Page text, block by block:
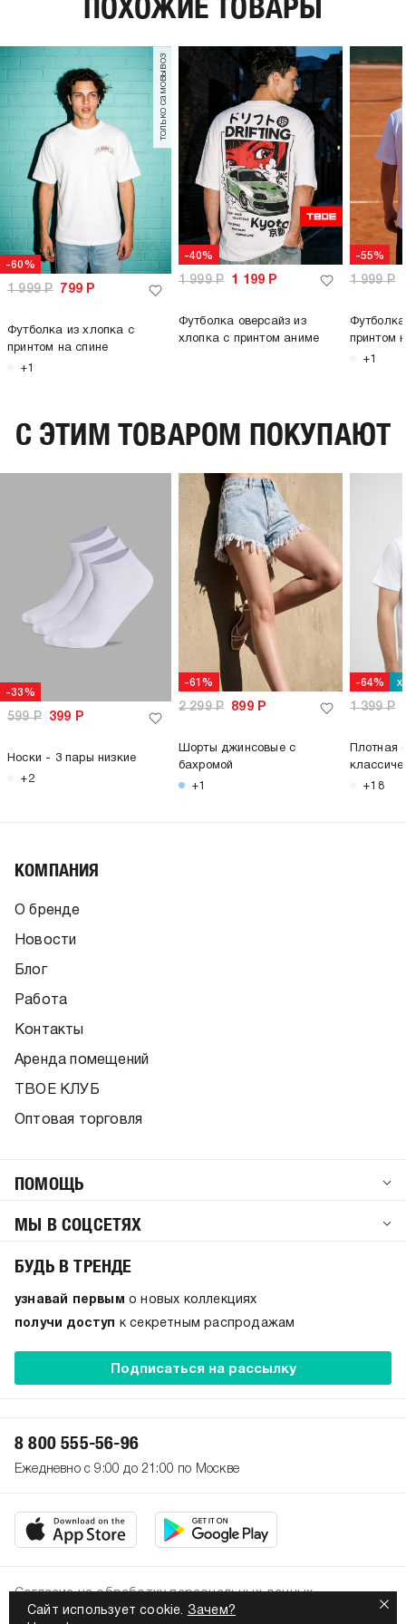
-60%
только самовывоз
1 999Р 799 Р
Футболка из хлопка с
принтом на спине
+1
-40%
1 999Р 1 199 Р
Футболка оверсайз из
хлопка с принтом аниме
-55%
1 999Р
принтом
+1
C ЭТИМ ТОВАРОМ ПОКУПАЮТ
-33%
599Р 399 Р
Носки - 3 пары низкие
+2
-61%
2 299Р 899Р
Шорты джинсовые с
бахромой
+1
-64%
1 399Р
Плотная
+18
Сайт использует cookie. Зачем?
КОМПАНИЯ
О бренде
Новости
Блог
Работа
Контакты
Аренда помещений
ТВОЕ КЛУБ
Оптовая торговля
ПОМОЩЬ
МЫ В СОЦСЕТЯХ
БУДЬ В ТРЕНДЕ
узнавай первым о новых коллекциях
получи доступ
к секретным распродажам
Подписаться на рассылку
8 800 555-56-96
Ежедневно с 9:00 до 21:00 по Москве
Политика конфиденциальности
Согласие на обработку персональных данных